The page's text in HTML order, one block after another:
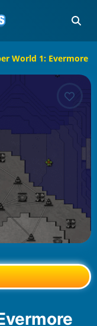
World 1: Evermore